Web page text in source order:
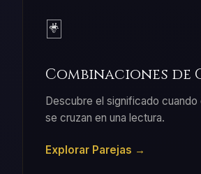
🃏
Combinaciones de
Descubre el significado cuando
se cruzan en una lectura.
Explorar Parejas →